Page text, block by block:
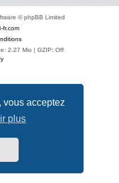
vous acceptez
plus
© phpBB Limited
fr.com
2.27 Mio | GZIP: Off